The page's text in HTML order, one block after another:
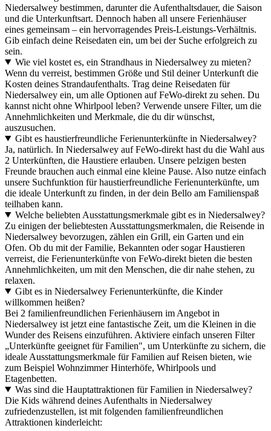
Niedersalwey bestimmen, darunter die Aufenthaltsdauer, die Saison
und die Unterkunftsart. Dennoch haben all unsere Ferienhäuser
eines gemeinsam – ein hervorragendes Preis-Leistungs-Verhältnis.
Gib einfach deine Reisedaten ein, um bei der Suche erfolgreich zu
sein.
Wie viel kostet es, ein Strandhaus in Niedersalwey zu mieten?
Wenn du verreist, bestimmen Größe und Stil deiner Unterkunft die
Kosten deines Strandaufenthalts. Trag deine Reisedaten für
Niedersalwey ein, um alle Optionen auf FeWo-direkt zu sehen. Du
kannst nicht ohne Whirlpool leben? Verwende unsere Filter, um die
Annehmlichkeiten und Merkmale, die du dir wünschst,
auszusuchen.
Gibt es haustierfreundliche Ferienunterkünfte in Niedersalwey?
Ja, natürlich. In Niedersalwey auf FeWo-direkt hast du die Wahl aus
2 Unterkünften, die Haustiere erlauben. Unsere pelzigen besten
Freunde brauchen auch einmal eine kleine Pause. Also nutze einfach
unsere Suchfunktion für haustierfreundliche Ferienunterkünfte, um
die ideale Unterkunft zu finden, in der dein Bello am Familienspaß
teilhaben kann.
Welche beliebten Ausstattungsmerkmale gibt es in Niedersalwey?
Zu einigen der beliebtesten Ausstattungsmerkmalen, die Reisende in
Niedersalwey bevorzugen, zählen ein Grill, ein Garten und ein
Ofen. Ob du mit der Familie, Bekannten oder sogar Haustieren
verreist, die Ferienunterkünfte von FeWo-direkt bieten die besten
Annehmlichkeiten, um mit den Menschen, die dir nahe stehen, zu
relaxen.
Gibt es in Niedersalwey Ferienunterkünfte, die Kinder
willkommen heißen?
Bei 2 familienfreundlichen Ferienhäusern im Angebot in
Niedersalwey ist jetzt eine fantastische Zeit, um die Kleinen in die
Wunder des Reisens einzuführen. Aktiviere einfach unseren Filter
„Unterkünfte geeignet für Familien", um Unterkünfte zu sichern, die
ideale Ausstattungsmerkmale für Familien auf Reisen bieten, wie
zum Beispiel Wohnzimmer Hinterhöfe, Whirlpools und
Etagenbetten.
Was sind die Hauptattraktionen für Familien in Niedersalwey?
Die Kids während deines Aufenthalts in Niedersalwey
zufriedenzustellen, ist mit folgenden familienfreundlichen
Attraktionen kinderleicht: